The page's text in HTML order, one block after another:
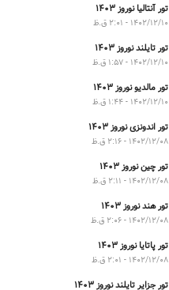
تور آنتالیا نوروز ۱۴۰۳
۱۴۰۲/۱۲/۱۰ - ۲:۰۱ ق.ظ
تور تایلند نوروز ۱۴۰۳
۱۴۰۲/۱۲/۱۰ - ۱:۵۷ ق.ظ
تور مالدیو نوروز ۱۴۰۳
۱۴۰۲/۱۲/۱۰ - ۱:۴۴ ق.ظ
تور اندونزی نوروز ۱۴۰۳
۱۴۰۲/۱۲/۰۸ - ۲:۱۶ ق.ظ
تور چین نوروز ۱۴۰۳
۱۴۰۲/۱۲/۰۸ - ۲:۱۱ ق.ظ
تور هند نوروز ۱۴۰۳
۱۴۰۲/۱۲/۰۸ - ۲:۰۶ ق.ظ
تور پاتایا نوروز ۱۴۰۳
۱۴۰۲/۱۲/۰۸ - ۲:۰۱ ق.ظ
تور جزایر تایلند نوروز ۱۴۰۳
تور بارسلون +پاریس +رم